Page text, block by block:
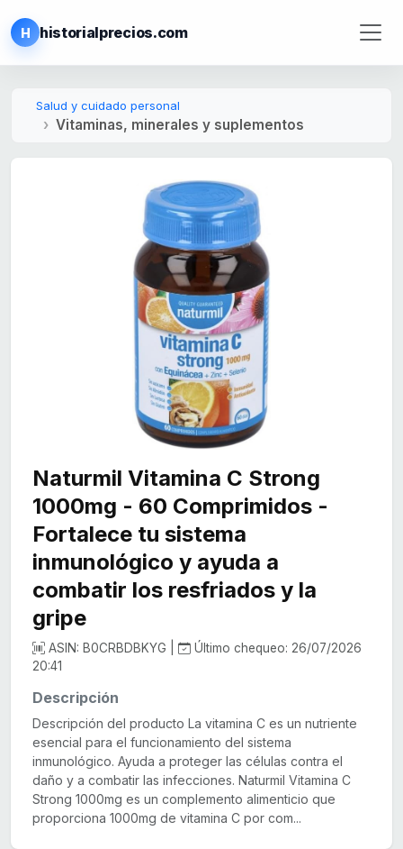
H historialprecios.com
Salud y cuidado personal
Vitaminas, minerales y suplementos
Naturmil Vitamina C Strong
1000mg - 60 Comprimidos -
Fortalece tu sistema
inmunológico y ayuda a
combatir los resfriados y la
gripe
ASIN: B0CRBDBKYG |
Último chequeo: 26/07/2026
20:41
Descripción
Descripción del producto La vitamina C es un nutriente
esencial para el funcionamiento del sistema
inmunológico. Ayuda a proteger las células contra el
daño y a combatir las infecciones. Naturmil Vitamina C
Strong 1000mg es un complemento alimenticio que
proporciona 1000mg de vitamina C por com...